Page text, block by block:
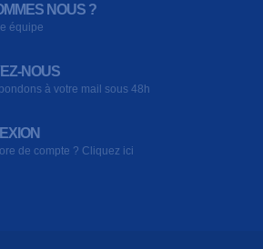
NOUS ?
équipe
NOUS
à votre mail sous 48h
de compte ? Cliquez ici